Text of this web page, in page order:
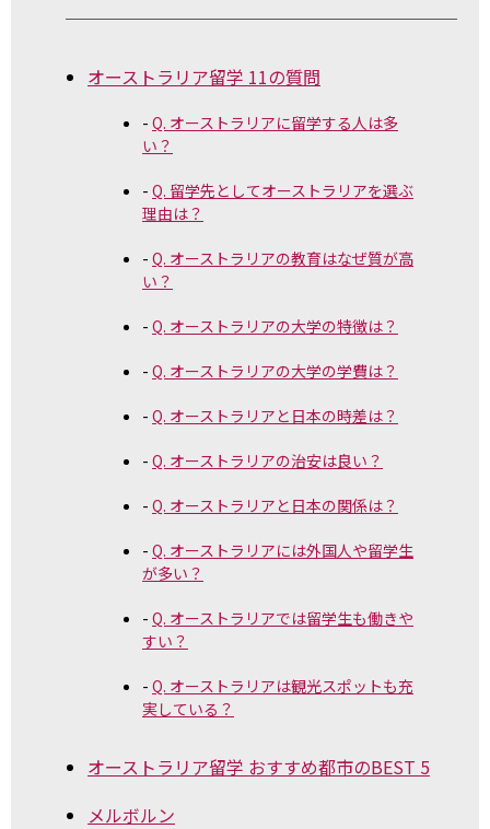
オーストラリア留学 11の質問
Q. オーストラリアに留学する人は多
い？
Q. 留学先としてオーストラリアを選ぶ
理由は？
Q. オーストラリアの教育はなぜ質が高
い？
Q. オーストラリアの大学の特徴は？
Q. オーストラリアの大学の学費は？
Q. オーストラリアと日本の時差は？
Q. オーストラリアの治安は良い？
Q. オーストラリアと日本の関係は？
Q. オーストラリアには外国人や留学生
が多い？
Q. オーストラリアでは留学生も働きや
すい？
Q. オーストラリアは観光スポットも充
実している？
オーストラリア留学 おすすめ都市のBEST 5
メルボルン